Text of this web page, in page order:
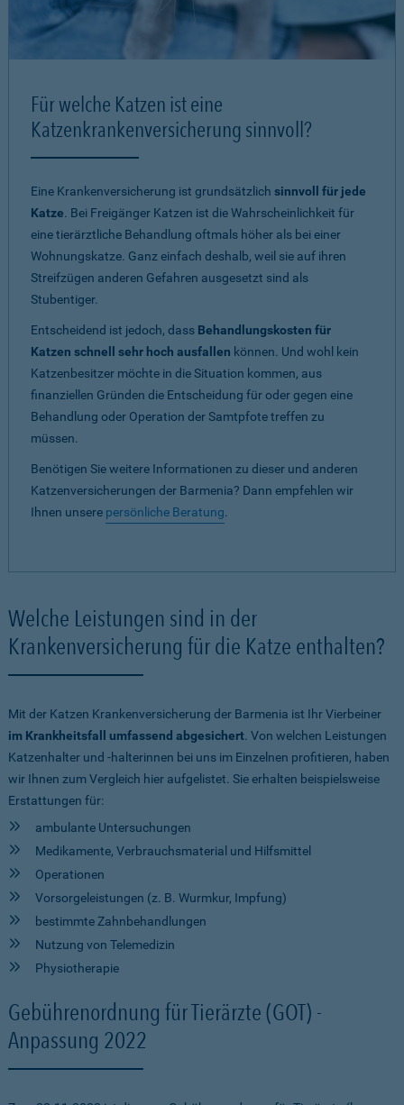
Für welche Katzen ist eine
Katzenkrankenversicherung sinnvoll?
Eine Krankenversicherung ist grundsätzlich sinnvoll für jede
Katze. Bei Freigänger Katzen ist die Wahrscheinlichkeit für
eine tierärztliche Behandlung oftmals höher als bei einer
Wohnungskatze. Ganz einfach deshalb, weil sie auf ihren
Streifzügen anderen Gefahren ausgesetzt sind als
Stubentiger.
Entscheidend ist jedoch, dass Behandlungskosten für
Katzen schnell sehr hoch ausfallen können. Und wohl kein
Katzenbesitzer möchte in die Situation kommen, aus
finanziellen Gründen die Entscheidung für oder gegen eine
Behandlung oder Operation der Samtpfote treffen zu
müssen.
Benötigen Sie weitere Informationen zu dieser und anderen
Katzenversicherungen der Barmenia? Dann empfehlen wir
Ihnen unsere persönliche Beratung.
Welche Leistungen sind in der
Krankenversicherung für die Katze enthalten?
Mit der Katzen Krankenversicherung der Barmenia ist Ihr Vierbeiner
im Krankheitsfall umfassend abgesichert. Von welchen Leistungen
Katzenhalter und -halterinnen bei uns im Einzelnen profitieren, haben
wir Ihnen zum Vergleich hier aufgelistet. Sie erhalten beispielsweise
Erstattungen für:
ambulante Untersuchungen
Medikamente, Verbrauchsmaterial und Hilfsmittel
Operationen
Vorsorgeleistungen (z. B. Wurmkur, Impfung)
bestimmte Zahnbehandlungen
Nutzung von Telemedizin
Physiotherapie
Gebührenordnung für Tierärzte (GOT) -
Anpassung 2022